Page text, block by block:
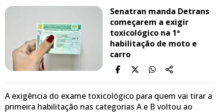
Senatran manda Detrans
começarem a exigir
toxicológico na 1ª
habilitação de moto e
carro
A exigência do exame toxicológico para quem vai tirar a
primeira habilitação nas categorias A e B voltou ao